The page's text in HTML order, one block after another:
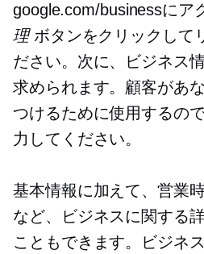
google.com/businessにア
理ボタンをクリックして
ださい。次に、ビジネス
求められます。顧客があ
つけるために使用するの
力してください。
基本情報に加えて、営業
など、ビジネスに関する
こともできます。ビジネ